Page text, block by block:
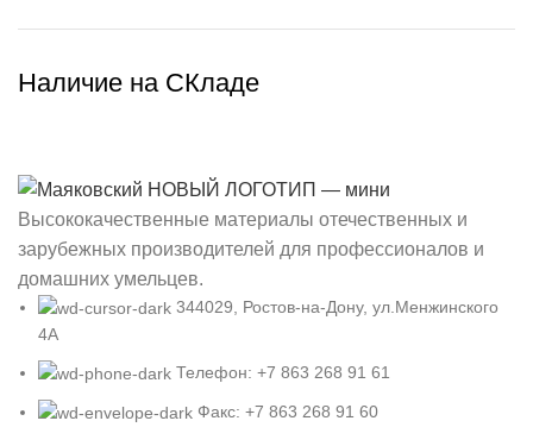
Наличие на СКладе
Высококачественные материалы отечественных и
зарубежных производителей для профессионалов и
домашних умельцев.
344029, Ростов-на-Дону, ул.Менжинского
4А
Телефон: +7 863 268 91 61
Факс: +7 863 268 91 60